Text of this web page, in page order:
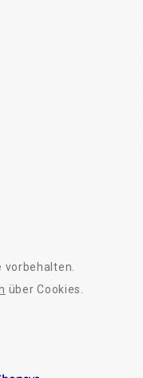
über Cookies.